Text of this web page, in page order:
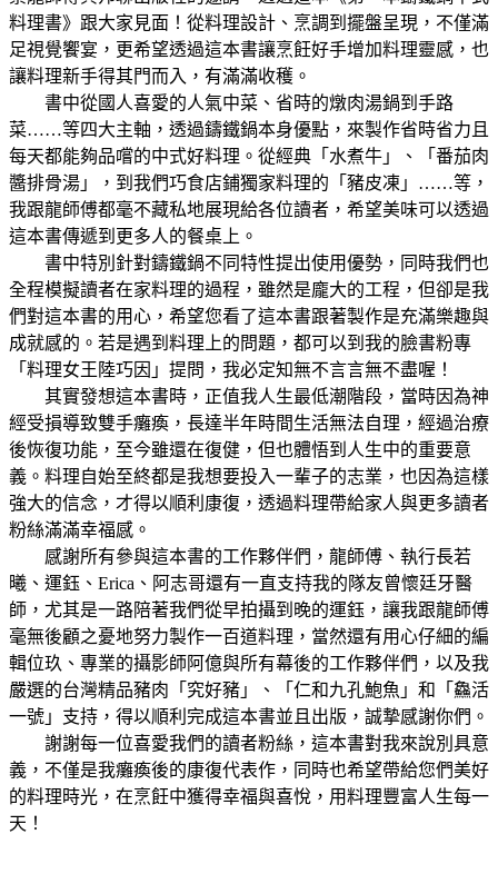
料理書》跟大家見面！從料理設計、烹調到擺盤呈現，不僅滿
足視覺饗宴，更希望透過這本書讓烹飪好手增加料理靈感，也
讓料理新手得其門而入，有滿滿收穫。
書中從國人喜愛的人氣中菜、省時的燉肉湯鍋到手路
菜……等四大主軸，透過鑄鐵鍋本身優點，來製作省時省力且
每天都能夠品嚐的中式好料理。從經典「水煮牛」、「番茄肉
醬排骨湯」，到我們巧食店鋪獨家料理的「豬皮凍」……等，
我跟龍師傅都毫不藏私地展現給各位讀者，希望美味可以透過
這本書傳遞到更多人的餐桌上。
書中特別針對鑄鐵鍋不同特性提出使用優勢，同時我們也
全程模擬讀者在家料理的過程，雖然是龐大的工程，但卻是我
們對這本書的用心，希望您看了這本書跟著製作是充滿樂趣與
成就感的。若是遇到料理上的問題，都可以到我的臉書粉專
「料理女王陸巧因」提問，我必定知無不言言無不盡喔！
其實發想這本書時，正值我人生最低潮階段，當時因為神
經受損導致雙手癱瘓，長達半年時間生活無法自理，經過治療
後恢復功能，至今雖還在復健，但也體悟到人生中的重要意
義。料理自始至終都是我想要投入一輩子的志業，也因為這樣
強大的信念，才得以順利康復，透過料理帶給家人與更多讀者
粉絲滿滿幸福感。
感謝所有參與這本書的工作夥伴們，龍師傅、執行長若
曦、運鈺、Erica、阿志哥還有一直支持我的隊友曾懷廷牙醫
師，尤其是一路陪著我們從早拍攝到晚的運鈺，讓我跟龍師傅
毫無後顧之憂地努力製作一百道料理，當然還有用心仔細的編
輯位玖、專業的攝影師阿億與所有幕後的工作夥伴們，以及我
嚴選的台灣精品豬肉「究好豬」、「仁和九孔鮑魚」和「鱻活
一號」支持，得以順利完成這本書並且出版，誠摯感謝你們。
謝謝每一位喜愛我們的讀者粉絲，這本書對我來說別具意
義，不僅是我癱瘓後的康復代表作，同時也希望帶給您們美好
的料理時光，在烹飪中獲得幸福與喜悅，用料理豐富人生每一
天！